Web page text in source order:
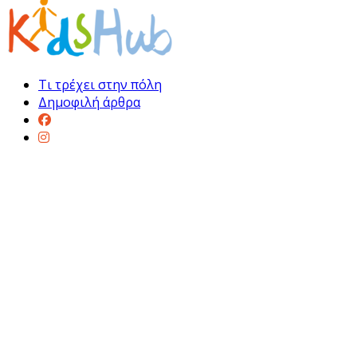
Τι τρέχει στην πόλη
Δημοφιλή άρθρα